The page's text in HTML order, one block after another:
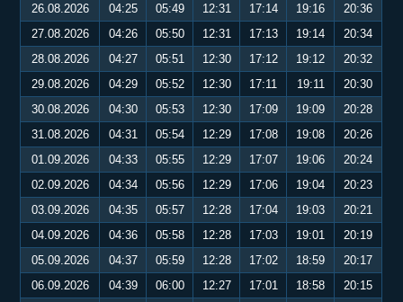
26.08.2026
04:25 05:49 12:31 17:14 19:16
20:36
27.08.2026
04:26 05:50 12:31 17:13 19:14
20:34
28.08.2026
04:27 05:51 12:30 17:12 19:12
20:32
29.08.2026
04:29 05:52 12:30 17:11 19:11
20:30
30.08.2026
04:30 05:53 12:30 17:09 19:09
20:28
31.08.2026
04:31 05:54 12:29 17:08 19:08
20:26
01.09.2026
04:33 05:55 12:29 17:07 19:06
20:24
02.09.2026
04:34 05:56 12:29 17:06 19:04
20:23
03.09.2026
04:35 05:57 12:28 17:04 19:03
20:21
04.09.2026
04:36 05:58 12:28 17:03 19:01
20:19
05.09.2026
04:37 05:59 12:28 17:02 18:59
20:17
06.09.2026
04:39 06:00 12:27 17:01 18:58
20:15